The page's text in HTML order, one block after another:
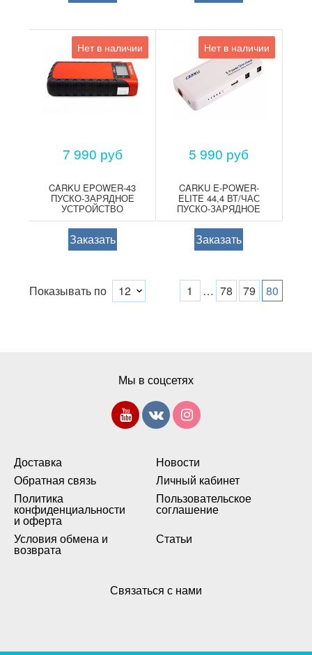
Нет в наличии
7 990 руб
CARKU EPOWER-43
ПУСКО-ЗАРЯДНОЕ
УСТРОЙСТВО
Заказать
Нет в наличии
5 990 руб
CARKU E-POWER-
ELITE 44,4 ВТ/ЧАС
ПУСКО-ЗАРЯДНОЕ
УСТРОЙСТВО
Заказать
Показывать по 1 … 78 79 80
Доставка
Новости
Обратная связь
Личный кабинет
Политика
конфиденциальности
и оферта
Пользовательское
соглашение
Условия обмена и
возврата
Статьи
Мы в соцсетях
Связаться с нами